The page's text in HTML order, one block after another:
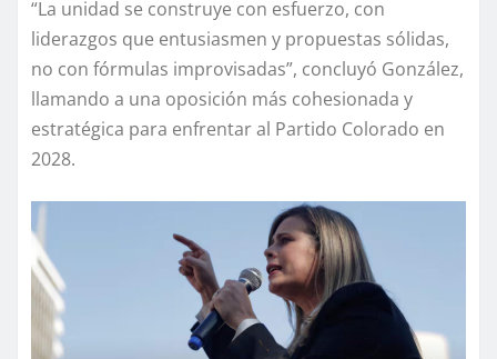
“La unidad se construye con esfuerzo, con
liderazgos que entusiasmen y propuestas sólidas,
no con fórmulas improvisadas”, concluyó González,
llamando a una oposición más cohesionada y
estratégica para enfrentar al Partido Colorado en
2028.